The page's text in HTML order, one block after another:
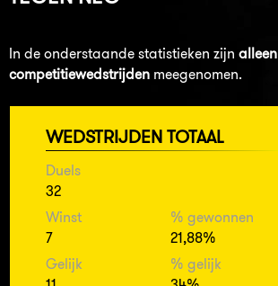
In de onderstaande statistieken zijn alleen
competitiewedstrijden meegenomen.
WEDSTRIJDEN TOTAAL
Duels
32
Winst
7
% gewonnen
21,88%
Gelijk
% gelijk